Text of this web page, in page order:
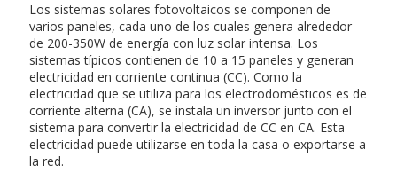
Los sistemas solares fotovoltaicos se componen de
varios paneles, cada uno de los cuales genera alrededor
de 200-350W de energía con luz solar intensa. Los
sistemas típicos contienen de 10 a 15 paneles y generan
electricidad en corriente continua (CC). Como la
electricidad que se utiliza para los electrodomésticos es de
corriente alterna (CA), se instala un inversor junto con el
sistema para convertir la electricidad de CC en CA. Esta
electricidad puede utilizarse en toda la casa o exportarse a
la red.